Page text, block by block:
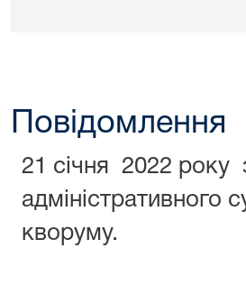
Повідомлення
21 січня 2022 року
адміністративного
кворуму.